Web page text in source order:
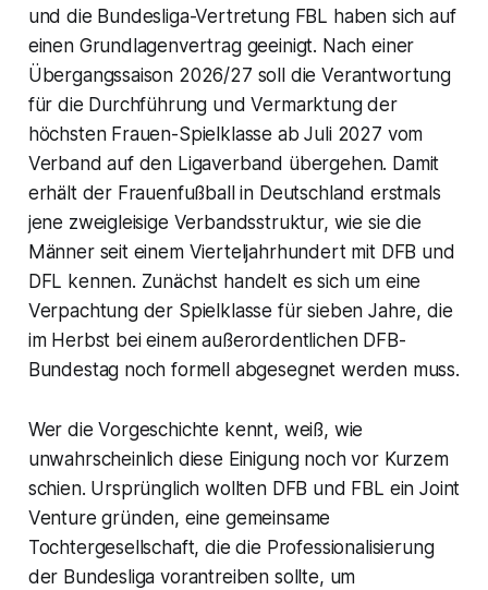
und die Bundesliga-Vertretung FBL haben sich auf
einen Grundlagenvertrag geeinigt. Nach einer
Übergangssaison 2026/27 soll die Verantwortung
für die Durchführung und Vermarktung der
höchsten Frauen-Spielklasse ab Juli 2027 vom
Verband auf den Ligaverband übergehen. Damit
erhält der Frauenfußball in Deutschland erstmals
jene zweigleisige Verbandsstruktur, wie sie die
Männer seit einem Vierteljahrhundert mit DFB und
DFL kennen. Zunächst handelt es sich um eine
Verpachtung der Spielklasse für sieben Jahre, die
im Herbst bei einem außerordentlichen DFB-
Bundestag noch formell abgesegnet werden muss.
Wer die Vorgeschichte kennt, weiß, wie
unwahrscheinlich diese Einigung noch vor Kurzem
schien. Ursprünglich wollten DFB und FBL ein Joint
Venture gründen, eine gemeinsame
Tochtergesellschaft, die die Professionalisierung
der Bundesliga vorantreiben sollte, um